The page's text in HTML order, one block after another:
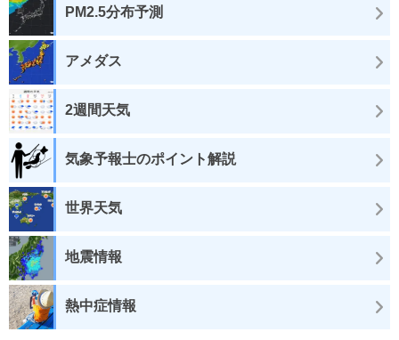
PM2.5分布予測
アメダス
2週間天気
気象予報士のポイント解説
世界天気
地震情報
熱中症情報